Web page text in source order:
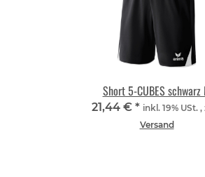
Short 5-CUBES schwarz
21,44 € * inkl. 19% USt. ,
Versand